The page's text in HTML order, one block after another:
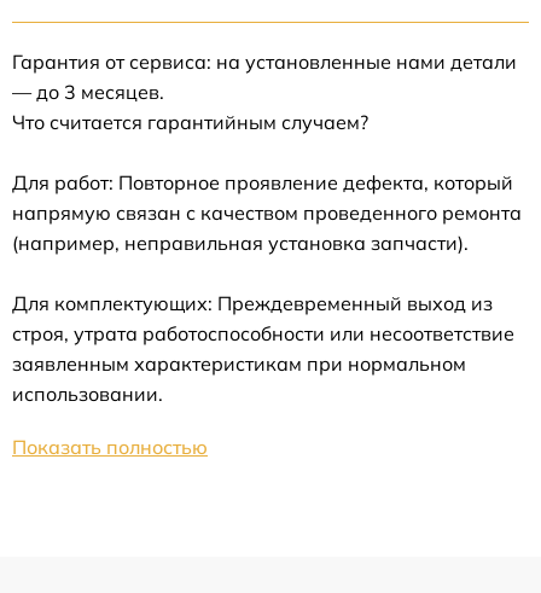
Гарантия от сервиса: на установленные нами детали
— до 3 месяцев.
Что считается гарантийным случаем?
Для работ: Повторное проявление дефекта, который
напрямую связан с качеством проведенного ремонта
(например, неправильная установка запчасти).
Для комплектующих: Преждевременный выход из
строя, утрата работоспособности или несоответствие
заявленным характеристикам при нормальном
использовании.
Показать полностью